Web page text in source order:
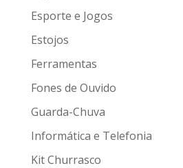
Esporte e Jogos
Estojos
Ferramentas
Fones de Ouvido
Guarda-Chuva
Informática e Telefonia
Kit Churrasco